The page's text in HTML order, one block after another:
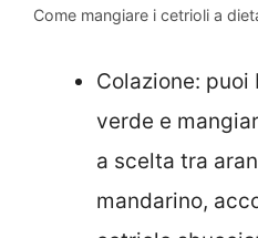
Come mangiare i cetrioli a
Colazione: puoi
verde e
a scelta tra
mandarino,